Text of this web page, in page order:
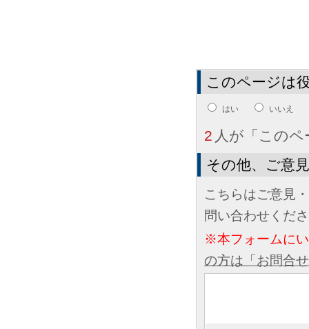
このページは
はい いいえ
2 人が「この
その他、ご意
こちらはご意見
問い合わせくだ
※本フォームに
の方は「お問合